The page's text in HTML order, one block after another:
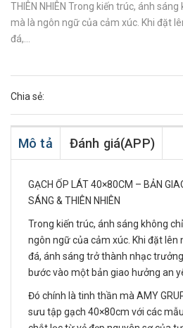
THIÊN NHIÊN Trong kiến trúc, ánh
mà là ngôn ngữ của cảm xúc. Khi đặt
đá,...
Chia sẻ:
Mô tả Đánh giá(APP)
GẠCH ỐP LÁT 40×80CM – BẢN
SÁNG & THIÊN NHIÊN
Trong kiến trúc, ánh sáng không
ngôn ngữ của cảm xúc. Khi đặt lên
đá, ánh sáng trở thành nhạc
bước vào một bản giao hưởng an
Đó chính là tinh thần mà AMY
sưu tập gạch 40×80cm với các